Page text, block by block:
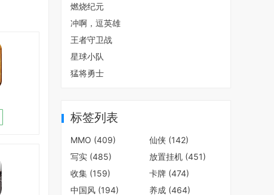
燃烧纪元
冲啊，逗英雄
王者守卫战
星球小队
猛将勇士
标签列表
MMO (409) 仙侠(142)
写实 (485) 放置挂机(451)
收集 (159) 卡牌 (474)
中国风 (194) 养成(464)